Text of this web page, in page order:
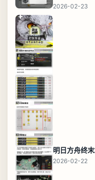
2026-02-23
2026-02-22